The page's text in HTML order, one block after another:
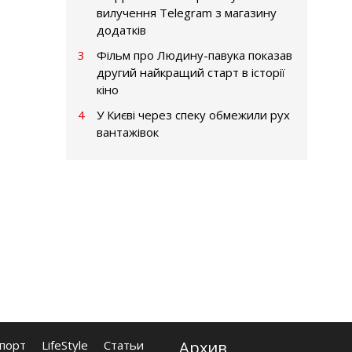
вилучення Telegram з магазину
додатків
3
Фільм про Людину-павука показав
другий найкращий старт в історії
кіно
4
У Києві через спеку обмежили рух
вантажівок
LifeStyle Статьи